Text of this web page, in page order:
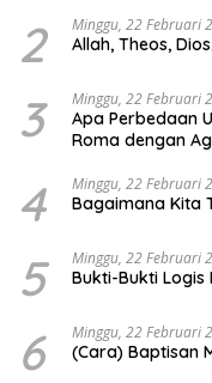
Ekonomi Politik
“Urgensi
Indonesia Emas
2 Minggu, 22 Februari
Allah, Theos,
3 Minggu, 22 Februari
Apa Perbedaan
Roma dengan
4 Minggu, 22 Februari
Bagaimana Kita
5 Minggu, 22 Februari
Bukti-Bukti
6 Minggu, 22 Februari
(Cara) Baptisan